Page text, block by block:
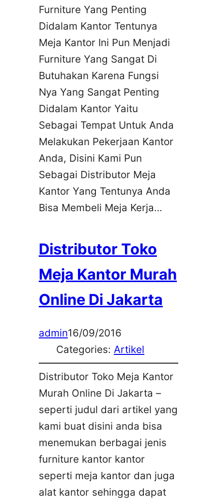
Furniture Yang Penting
Didalam Kantor Tentunya
Meja Kantor Ini Pun Menjadi
Furniture Yang Sangat Di
Butuhakan Karena Fungsi
Nya Yang Sangat Penting
Didalam Kantor Yaitu
Sebagai Tempat Untuk Anda
Melakukan Pekerjaan Kantor
Anda, Disini Kami Pun
Sebagai Distributor Meja
Kantor Yang Tentunya Anda
Bisa Membeli Meja Kerja…
Distributor Toko
Meja Kantor Murah
Online Di Jakarta
admin16/09/2016
Categories: Artikel
Distributor Toko Meja Kantor
Murah Online Di Jakarta –
seperti judul dari artikel yang
kami buat disini anda bisa
menemukan berbagai jenis
furniture kantor kantor
seperti meja kantor dan juga
alat kantor sehingga dapat